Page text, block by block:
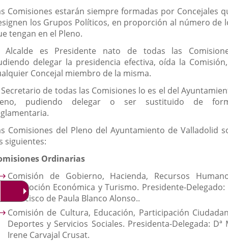
Comisiones estarán siempre formadas por Concejales
los Grupos Políticos, en proporción al número de
tengan en el Pleno.
Alcalde es Presidente nato de todas las
delegar la presidencia efectiva, oída la
Concejal miembro de la misma.
Secretario de todas las Comisiones lo es el del
pudiendo delegar o ser sustituido de
Comisiones del Pleno del Ayuntamiento de Valladolid
siguientes:
Ordinarias
Comisión de Gobierno, Hacienda, Recursos
Promoción Económica y Turismo. Presidente-Delegado:
Francisco de Paula Blanco Alonso..
Comisión de Cultura, Educación, Participación
Deportes y Servicios Sociales. Presidenta-Delegada: Dª
Irene Carvajal Crusat.